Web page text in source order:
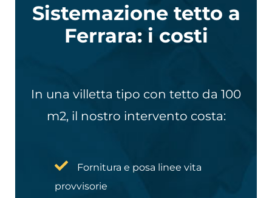
Sistemazione tetto a
Ferrara: i costi
In una villetta tipo con tetto da 100
m2, il nostro intervento costa:
Fornitura e posa linee vita
provvisorie